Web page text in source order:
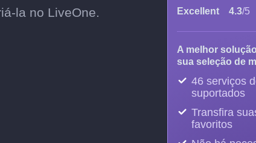
la no LiveOne. Excellent 4.3/5
A melhor
sua seleção de
46 serviços
suportados
Transfira
favoritos